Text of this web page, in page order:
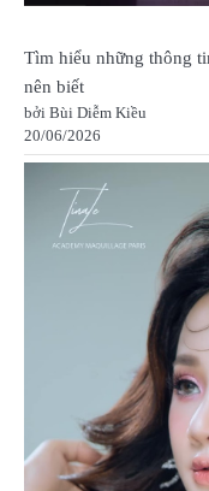
Tìm hiểu những thông
nên biết
bởi Bùi Diễm Kiều
20/06/2026